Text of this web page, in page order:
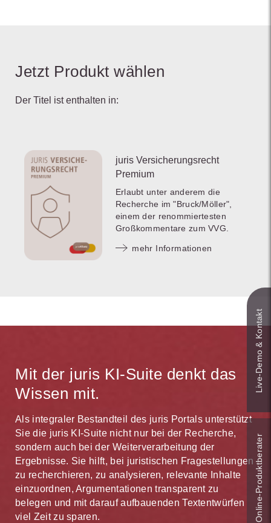
Jetzt Produkt wählen
Der Titel ist enthalten in:
juris Versicherungsrecht
Premium
Erlaubt unter anderem die
Recherche im "Bruck/Möller",
einem der renommiertesten
Großkommentare zum VVG.
mehr Informationen
Mit der juris KI-Suite denkt das
Wissen mit.
Als integraler Bestandteil des juris Portals unterstützt
Sie die juris KI-Suite nicht nur bei der Recherche,
sondern auch bei der Weiterverarbeitung der
Ergebnisse. Sie hilft, bei juristischen Fragestellungen
zu recherchieren, zu analysieren, relevante Inhalte
einzuordnen, Argumentationen transparent zu
belegen und mit darauf aufbauenden Textentwürfen
viel Zeit zu sparen.
Live‑Demo & Kontakt
Online-Produkt­berater